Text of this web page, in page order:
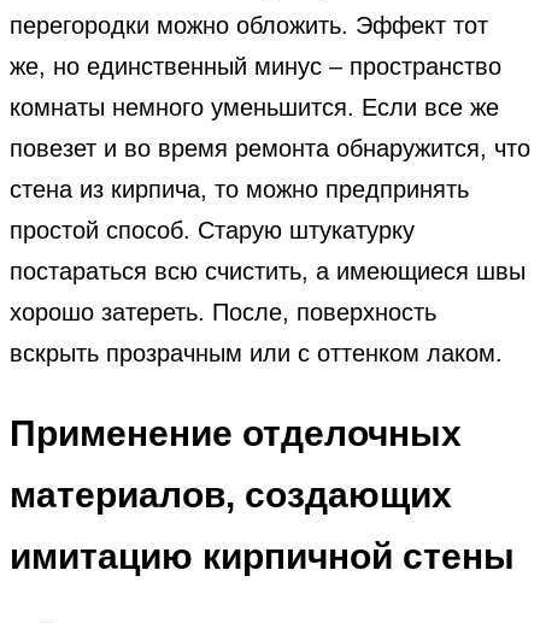
перегородки можно обложить. Эффект тот
же, но единственный минус – пространство
комнаты немного уменьшится. Если все же
повезет и во время ремонта обнаружится, что
стена из кирпича, то можно предпринять
простой способ. Старую штукатурку
постараться всю счистить, а имеющиеся швы
хорошо затереть. После, поверхность
вскрыть прозрачным или с оттенком лаком.
Применение отделочных
материалов, создающих
имитацию кирпичной стены